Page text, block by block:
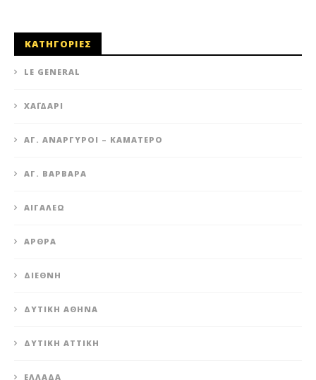
ΚΑΤΗΓΟΡΙΕΣ
LE GENERAL
XΑΪΔΆΡΙ
ΆΓ. ΑΝΆΡΓΥΡΟΙ – KΑΜΑΤΕΡΌ
ΑΓ. ΒΑΡΒΆΡΑ
ΑΙΓΆΛΕΩ
ΆΡΘΡΑ
ΔΙΕΘΝΉ
ΔΥΤΙΚΉ ΑΘΉΝΑ
ΔΥΤΙΚΉ ΑΤΤΙΚΉ
ΕΛΛΆΔΑ